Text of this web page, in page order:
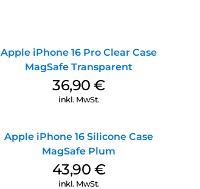
Apple iPhone 16 Pro Clear Case
MagSafe Transparent
36,90€
inkl. MwSt.
Apple iPhone 16 Silicone Case
MagSafe Plum
43,90 €
inkl. MwSt.